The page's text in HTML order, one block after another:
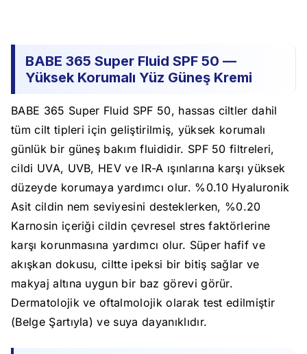
BABE 365 Super Fluid SPF 50 —
Yüksek Korumalı Yüz Güneş Kremi
BABE 365 Super Fluid SPF 50, hassas ciltler dahil
tüm cilt tipleri için geliştirilmiş, yüksek korumalı
günlük bir güneş bakım fluididir. SPF 50 filtreleri,
cildi UVA, UVB, HEV ve IR-A ışınlarına karşı yüksek
düzeyde korumaya yardımcı olur. %0.10 Hyaluronik
Asit cildin nem seviyesini desteklerken, %0.20
Karnosin içeriği cildin çevresel stres faktörlerine
karşı korunmasına yardımcı olur. Süper hafif ve
akışkan dokusu, ciltte ipeksi bir bitiş sağlar ve
makyaj altına uygun bir baz görevi görür.
Dermatolojik ve oftalmolojik olarak test edilmiştir
(Belge Şartıyla) ve suya dayanıklıdır.